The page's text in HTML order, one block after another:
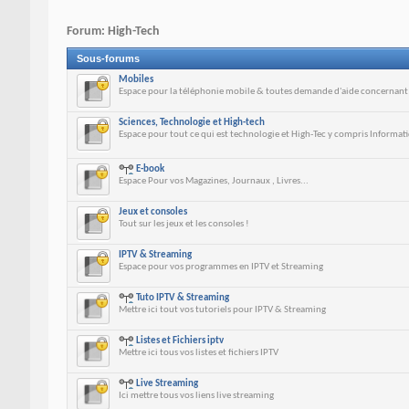
Forum: High-Tech
Sous-forums
Mobiles
Espace pour la téléphonie mobile & toutes demande d'aide
Sciences, Technologie et High-tech
Espace pour tout ce qui est technologie et High-Tec y compris
E-book
Espace Pour vos Magazines, Journaux , Livres...
Jeux et consoles
Tout sur les jeux et les consoles !
IPTV & Streaming
Espace pour vos programmes en IPTV et Streaming
Tuto IPTV & Streaming
Mettre ici tout vos tutoriels pour IPTV & Streaming
Listes et Fichiers iptv
Mettre ici tous vos listes et fichiers IPTV
Live Streaming
Ici mettre tous vos liens live streaming